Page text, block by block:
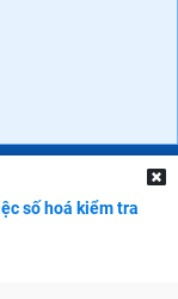
số hoá kiểm tra